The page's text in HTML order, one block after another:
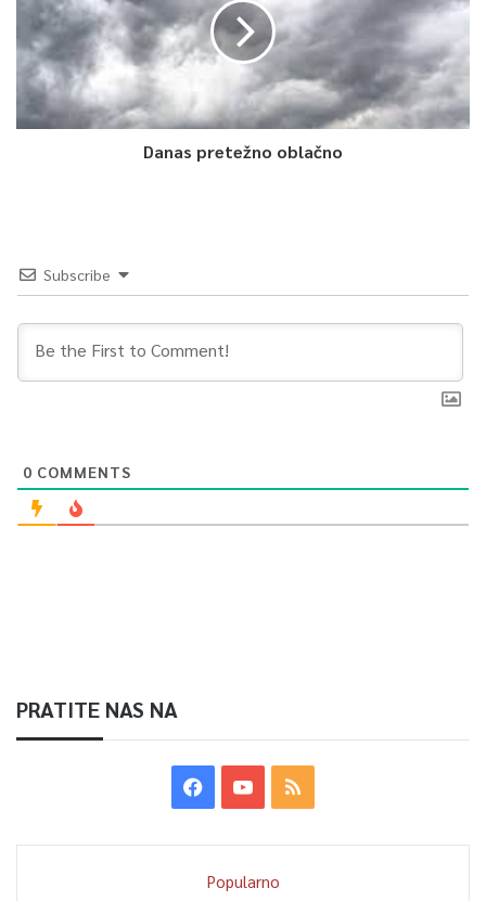
Danas pretežno oblačno
Subscribe
0 COMMENTS
PRATITE NAS NA
Popularno